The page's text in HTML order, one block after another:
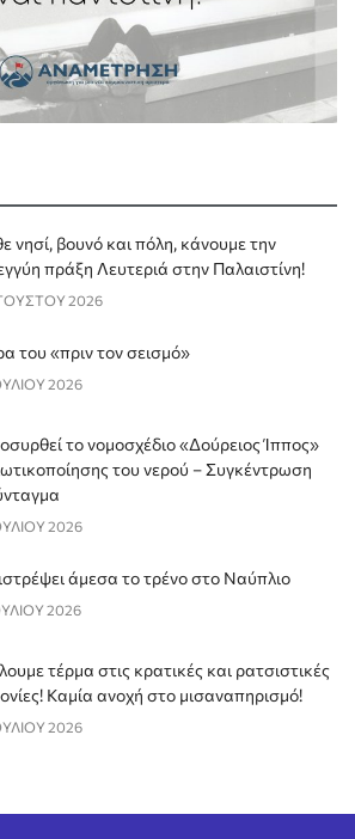
νησί, βουνό και πόλη, κάνουμε την
πράξη Λευτεριά στην Παλαιστίνη!
2026
του «πριν τον σεισμό»
2026
το νομοσχέδιο «Δούρειος Ίππος»
του νερού – Συγκέντρωση
2026
άμεσα το τρένο στο Ναύπλιο
2026
τέρμα στις κρατικές και ρατσιστικές
Καμία ανοχή στο μισαναπηρισμό!
2026